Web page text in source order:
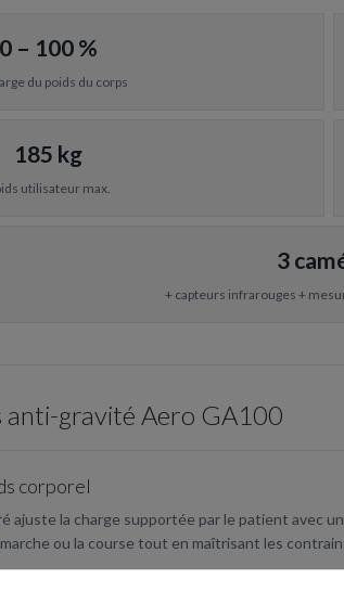
0 – 100 %
du poids du corps
185 kg
utilisateur max.
3
+ capteurs infrarouges +
anti-gravité Aero GA100
corporel
ajuste la charge supportée par le patient avec
ou la course tout en maîtrisant les